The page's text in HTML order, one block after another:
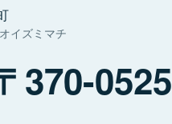
イズミマチ
370-0525